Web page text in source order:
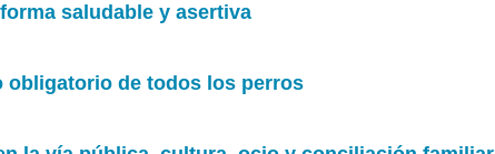
saludable y asertiva
obligatorio de todos los perros